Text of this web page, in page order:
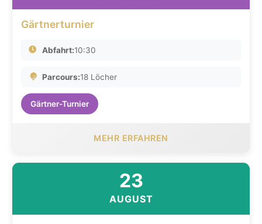
Gärtnerturnier
Abfahrt:10:30
Parcours:18 Löcher
Gärtner-Turnier
MEHR ERFAHREN
23
AUGUST